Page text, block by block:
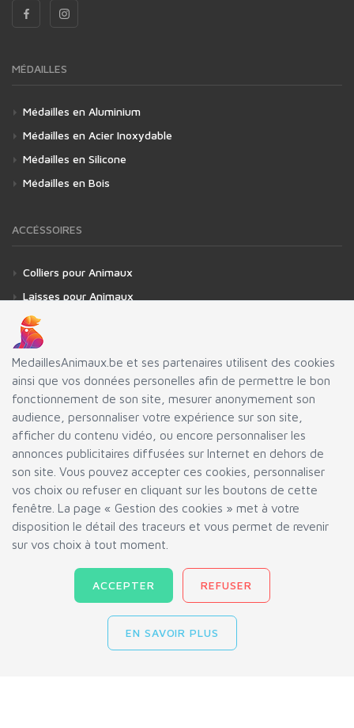
MedaillesAnimaux.be et ses partenaires utilisent des cookies
ainsi que vos données personelles afin de permettre le bon
fonctionnement de son site, mesurer anonymement son
audience, personnaliser votre expérience sur son site,
afficher du contenu vidéo, ou encore personnaliser les
annonces publicitaires diffusées sur Internet en dehors de
son site. Vous pouvez accepter ces cookies, personnaliser
vos choix ou refuser en cliquant sur les boutons de cette
fenêtre. La page « Gestion des cookies » met à votre
disposition le détail des traceurs et vous permet de revenir
sur vos choix à tout moment.
ACCEPTER REFUSER
EN SAVOIR PLUS
MÉDAILLES
Médailles en Aluminium
Médailles en Acier Inoxydable
Médailles en Silicone
Médailles en Bois
ACCÉSSOIRES
Colliers pour Animaux
Laisses pour Animaux
Attaches pour Médailles
Protections pour Médailles
FAQ
Suivi Commande
Conditions Générales de Vente
Charte de Confidentialité
Blog
Tools
Gestion des Cookies
INN-AND-CO SAS © 2004-2026.